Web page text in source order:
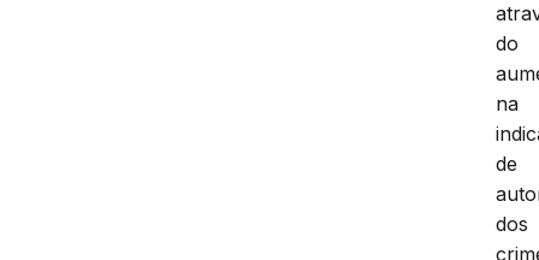
do
na
de
dos